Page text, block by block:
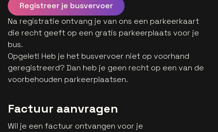
Registreer je busvervoer
Na registratie ontvang je van ons een parkeerkaart
die recht geeft op een gratis parkeerplaats voor je
bus.
Opgelet! Heb je het busvervoer niet op voorhand
geregistreerd? Dan heb je geen recht op een van de
voorbehouden parkeerplaatsen.
Factuur aanvragen
Wil je een factuur ontvangen voor je